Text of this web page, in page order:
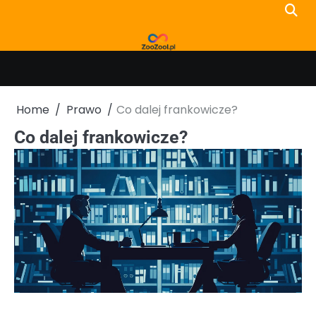
Home Prawo Co dalej frankowicze?
Co dalej frankowicze?